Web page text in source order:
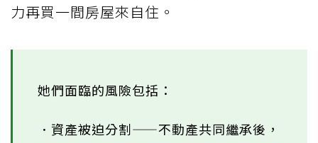
力再買一間房屋來自住。
她們面臨的風險包括：
．資產被迫分割——不動產共同繼承後，